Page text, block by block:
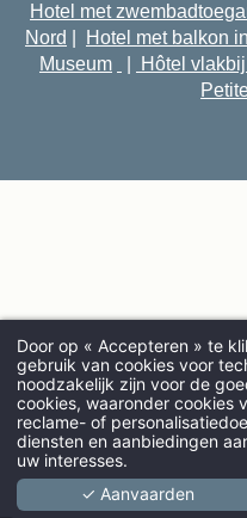
Hotel met
Nord
Hotel met balkon
Museum
Hôtel
Door op « Accepteren » te
gebruik van cookies voor
noodzakelijk zijn voor de
cookies, waaronder cookies
reclame- of
diensten en aanbiedingen
uw interesses.
✓ Aanvaarden